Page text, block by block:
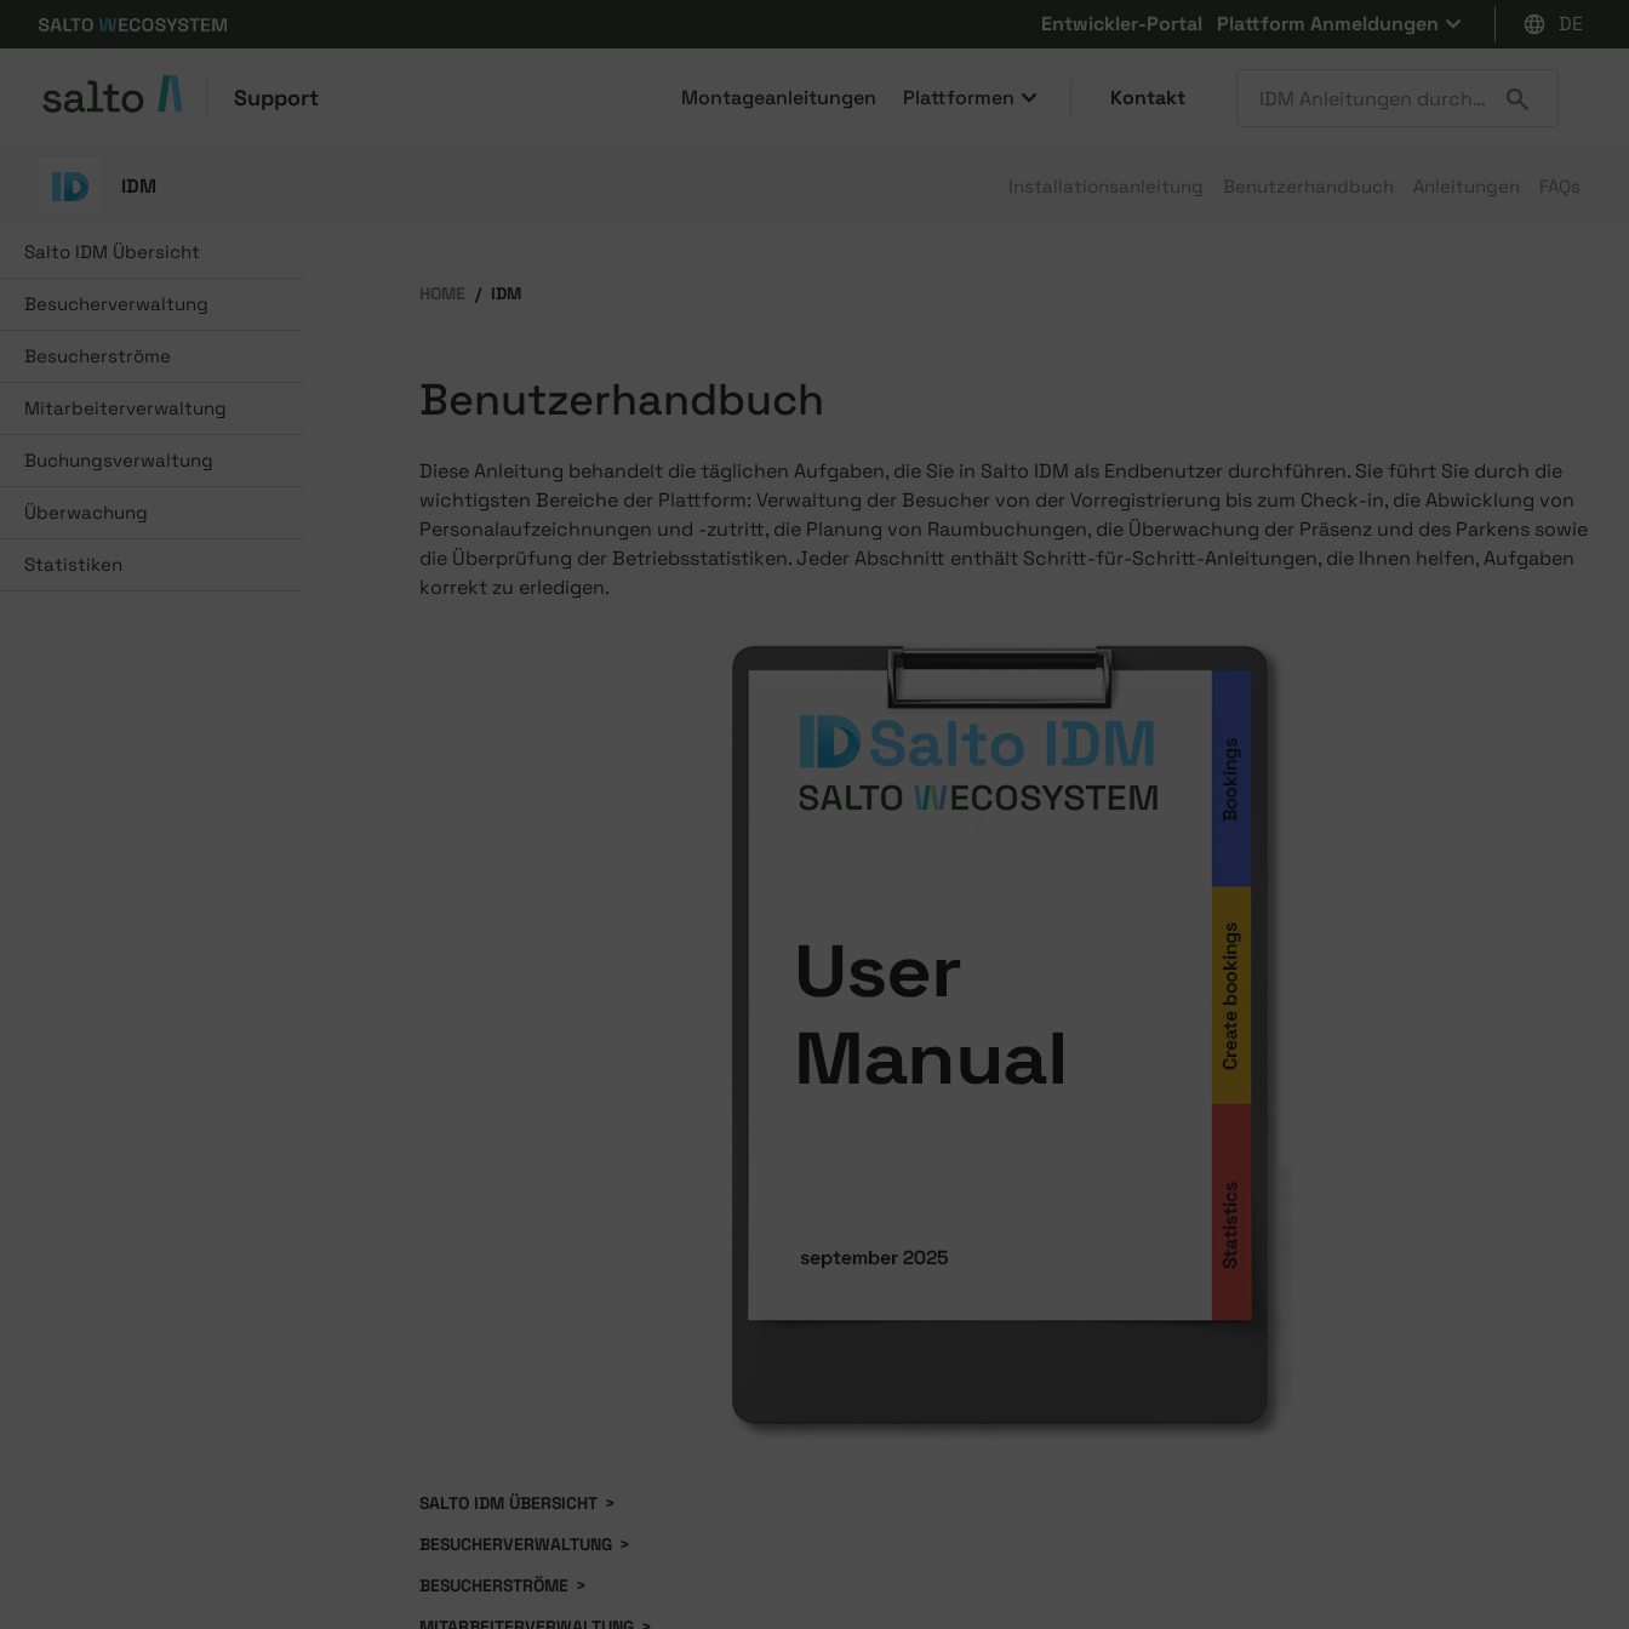
Entwickler-Portal Plattform Anmeldungen DE
Support Montageanleitungen Plattformen Kontakt
IDM Installationsanleitung Benutzerhandbuch Anleitungen FAQs
HOME IDM
Benutzerhandbuch
Diese Anleitung behandelt die täglichen Aufgaben, die Sie in Salto IDM als Endbenutzer durchführen. Sie führt Sie durch die
wichtigsten Bereiche der Plattform: Verwaltung der Besucher von der Vorregistrierung bis zum Check-in, die Abwicklung von
Personalaufzeichnungen und -zutritt, die Planung von Raumbuchungen, die Überwachung der Präsenz und des Parkens sowie
die Überprüfung der Betriebsstatistiken. Jeder Abschnitt enthält Schritt-für-Schritt-Anleitungen, die Ihnen helfen, Aufgaben
korrekt zu erledigen.
SALTO IDM ÜBERSICHT >
BESUCHERVERWALTUNG >
BESUCHERSTRÖME >
Salto IDM Übersicht
Besucherverwaltung
Besucherströme
Mitarbeiterverwaltung
Buchungsverwaltung
Überwachung
Statistiken